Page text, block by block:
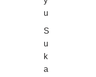
u
S
u
k
a